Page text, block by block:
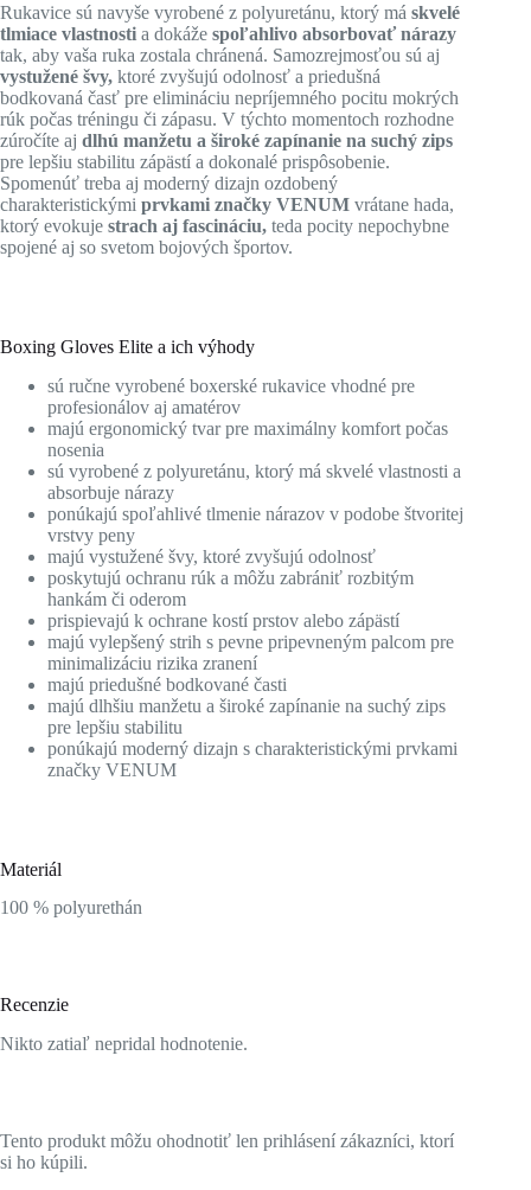
Rukavice sú navyše vyrobené z polyuretánu, ktorý má skvelé
tlmiace vlastnosti a dokáže spoľahlivo absorbovať nárazy
tak, aby vaša ruka zostala chránená. Samozrejmosťou sú aj
vystužené švy, ktoré zvyšujú odolnosť a priedušná
bodkovaná časť pre elimináciu nepríjemného pocitu mokrých
rúk počas tréningu či zápasu. V týchto momentoch rozhodne
zúročíte aj dlhú manžetu a široké zapínanie na suchý zips
pre lepšiu stabilitu zápästí a dokonalé prispôsobenie.
Spomenúť treba aj moderný dizajn ozdobený
charakteristickými prvkami značky VENUM vrátane hada,
ktorý evokuje strach aj fascináciu, teda pocity nepochybne
spojené aj so svetom bojových športov.
Boxing Gloves Elite a ich výhody
sú ručne vyrobené boxerské rukavice vhodné pre
profesionálov aj amatérov
majú ergonomický tvar pre maximálny komfort počas
nosenia
sú vyrobené z polyuretánu, ktorý má skvelé vlastnosti a
absorbuje nárazy
ponúkajú spoľahlivé tlmenie nárazov v podobe štvoritej
vrstvy peny
majú vystužené švy, ktoré zvyšujú odolnosť
poskytujú ochranu rúk a môžu zabrániť rozbitým
hankám či oderom
prispievajú k ochrane kostí prstov alebo zápästí
majú vylepšený strih s pevne pripevneným palcom pre
minimalizáciu rizika zranení
majú priedušné bodkované časti
majú dlhšiu manžetu a široké zapínanie na suchý zips
pre lepšiu stabilitu
ponúkajú moderný dizajn s charakteristickými prvkami
značky VENUM
Materiál
100 % polyurethán
Recenzie
Nikto zatiaľ nepridal hodnotenie.
Tento produkt môžu ohodnotiť len prihlásení zákazníci, ktorí
si ho kúpili.